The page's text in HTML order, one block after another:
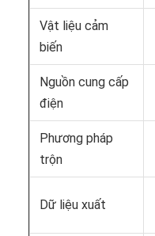
Vật liệu cảm
biến
Nguồn cung cấp
điện
Phương pháp
trộn
Dữ liệu xuất